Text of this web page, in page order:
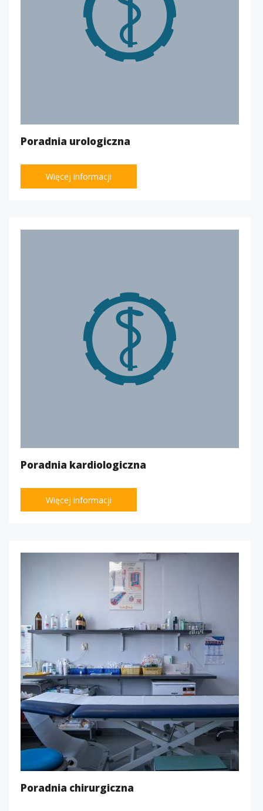
Poradnia urologiczna
Więcej informacji
Poradnia kardiologiczna
Więcej informacji
Poradnia chirurgiczna